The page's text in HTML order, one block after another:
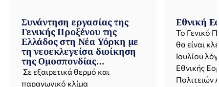
Συνάντηση εργασίας της
Γενικής Προξένου της
Ελλάδος στη Νέα Υόρκη με
τη νεοεκλεγείσα διοίκηση
της Ομοσπονδίας
Ελληνικών Σωματείων
Φιλαδέλφειας και Μείζονος
Σε εξαιρετικά θερμό και
παραγωγικό κλίμα
Εθνική
Το Γενικό
θα είναι
Ιουλίου
Εθνικής
Πολιτειών